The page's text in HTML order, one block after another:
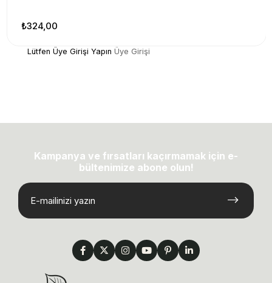
₺324,00
Lütfen Üye Girişi Yapın Üye Girişi
Kampanya ve fırsatları kaçırmamak için e-
bültenimize abone olun!